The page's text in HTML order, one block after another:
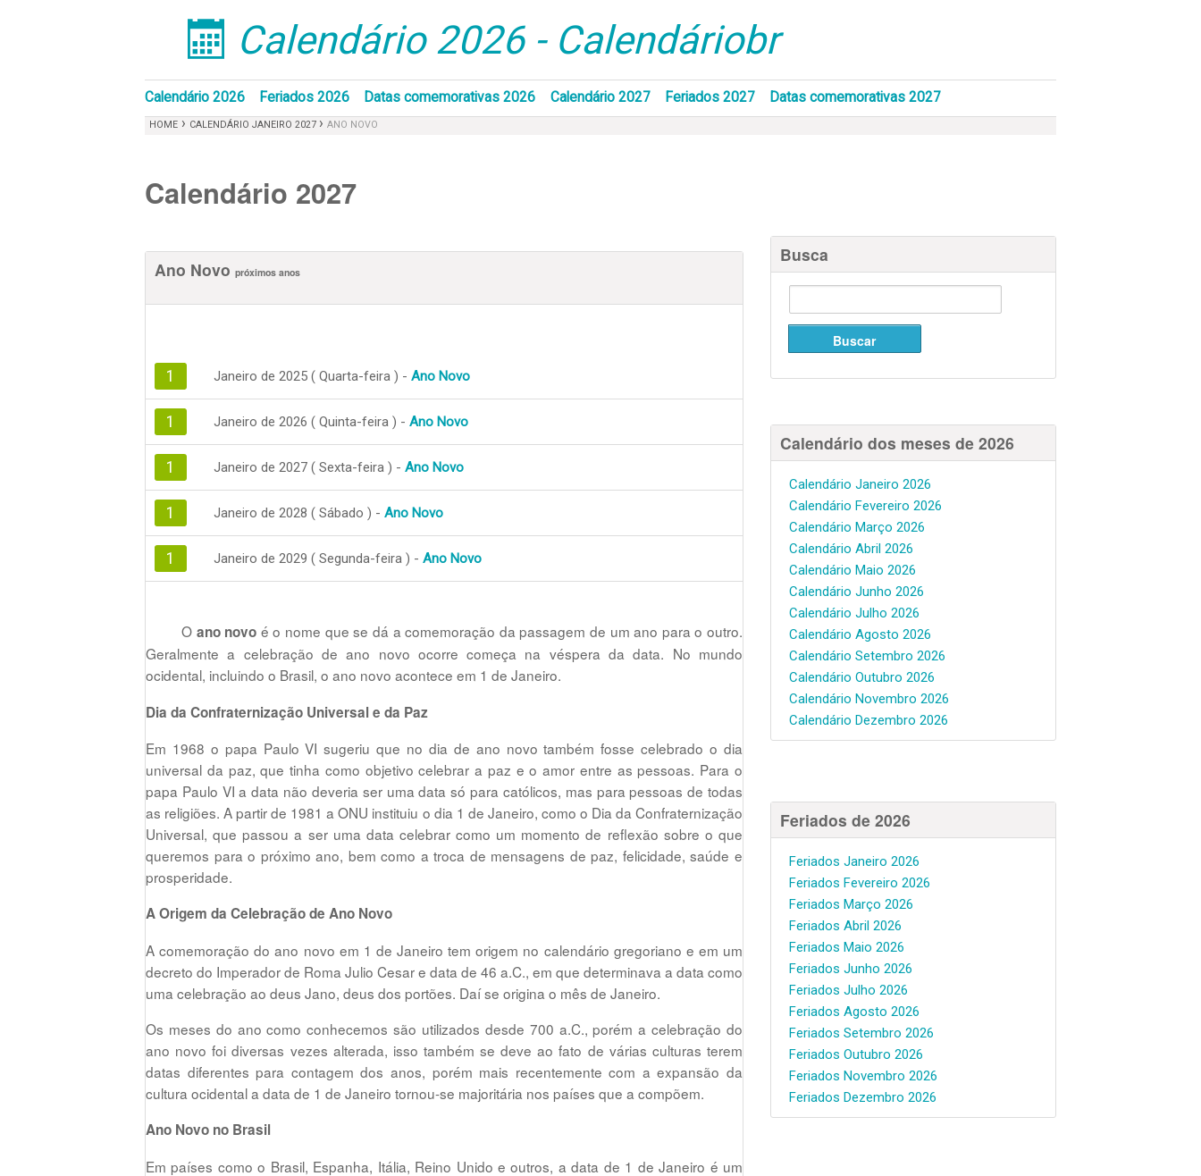
󰁣 Calendário 2026 - Calendáriobr
Calendário 2026 Feriados 2026 Datas comemorativas 2026 Calendário 2027 Feriados 2027 Datas comemorativas 2027
HOME › CALENDÁRIO JANEIRO 2027 › ANO NOVO
Calendário 2027
Ano Novo próximos anos
1 Janeiro de 2025 ( Quarta-feira ) - Ano Novo
1 Janeiro de 2026 ( Quinta-feira ) - Ano Novo
1 Janeiro de 2027 ( Sexta-feira ) - Ano Novo
1 Janeiro de 2028 ( Sábado ) - Ano Novo
1 Janeiro de 2029 ( Segunda-feira ) - Ano Novo
O ano novo é o nome que se dá a comemoração da passagem de um ano para o outro.
Geralmente a celebração de ano novo ocorre começa na véspera da data. No mundo
ocidental, incluindo o Brasil, o ano novo acontece em 1 de Janeiro.
Dia da Confraternização Universal e da Paz
Em 1968 o papa Paulo VI sugeriu que no dia de ano novo também fosse celebrado o dia
universal da paz, que tinha como objetivo celebrar a paz e o amor entre as pessoas. Para o
papa Paulo VI a data não deveria ser uma data só para católicos, mas para pessoas de todas
as religiões. A partir de 1981 a ONU instituiu o dia 1 de Janeiro, como o Dia da Confraternização
Universal, que passou a ser uma data celebrar como um momento de reflexão sobre o que
queremos para o próximo ano, bem como a troca de mensagens de paz, felicidade, saúde e
prosperidade.
A Origem da Celebração de Ano Novo
A comemoração do ano novo em 1 de Janeiro tem origem no calendário gregoriano e em um
decreto do Imperador de Roma Julio Cesar e data de 46 a.C., em que determinava a data como
uma celebração ao deus Jano, deus dos portões. Daí se origina o mês de Janeiro.
Os meses do ano como conhecemos são utilizados desde 700 a.C., porém a celebração do
ano novo foi diversas vezes alterada, isso também se deve ao fato de várias culturas terem
datas diferentes para contagem dos anos, porém mais recentemente com a expansão da
cultura ocidental a data de 1 de Janeiro tornou-se majoritária nos países que a compõem.
Ano Novo no Brasil
Em países como o Brasil, Espanha, Itália, Reino Unido e outros, a data de 1 de Janeiro é um
Busca
Calendário dos meses de 2026
Calendário Janeiro 2026
Calendário Fevereiro 2026
Calendário Março 2026
Calendário Abril 2026
Calendário Maio 2026
Calendário Junho 2026
Calendário Julho 2026
Calendário Agosto 2026
Calendário Setembro 2026
Calendário Outubro 2026
Calendário Novembro 2026
Calendário Dezembro 2026
Feriados de 2026
Feriados Janeiro 2026
Feriados Fevereiro 2026
Feriados Março 2026
Feriados Abril 2026
Feriados Maio 2026
Feriados Junho 2026
Feriados Julho 2026
Feriados Agosto 2026
Feriados Setembro 2026
Feriados Outubro 2026
Feriados Novembro 2026
Feriados Dezembro 2026